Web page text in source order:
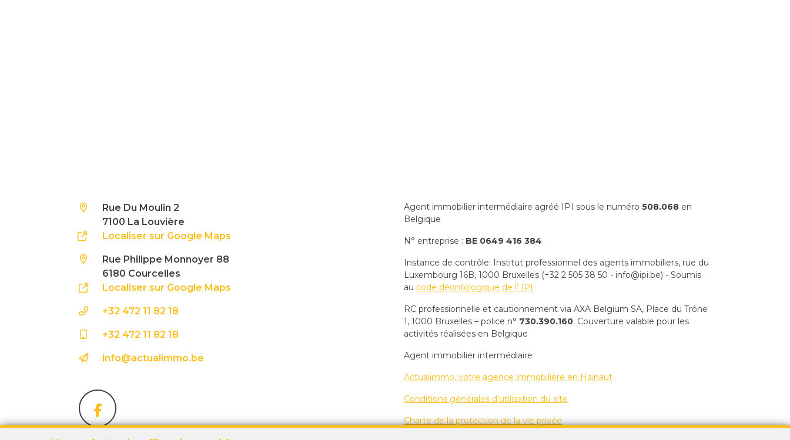
Rue Du Moulin 2
7100 La Louvière
Localiser sur Google Maps
Rue Philippe Monnoyer 88
6180 Courcelles
Localiser sur Google Maps
+32 472 11 82 18
+32 472 11 82 18
info@actualimmo.be
Agent immobilier intermédiaire agréé IPI sous le numéro 508.068 en
Belgique
N° entreprise : BE 0649 416 384
Instance de contrôle: Institut professionnel des agents immobiliers, rue du
Luxembourg 16B, 1000 Bruxelles (+32 2 505 38 50 - info@ipi.be) - Soumis
au code déontologique de l’ IPI
RC professionnelle et cautionnement via AXA Belgium SA, Place du Trône
1, 1000 Bruxelles – police n° 730.390.160. Couverture valable pour les
activités réalisées en Belgique
Agent immobilier intermédiaire
Actualimmo, votre agence immobilière en Hainaut
Conditions générales d'utilisation du site
Charte de la protection de la vie privée